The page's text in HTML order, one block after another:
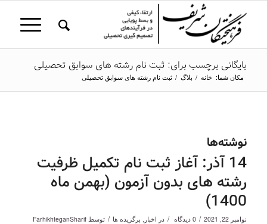
بایگانی برچسب برای: ثبت نام رشته های سوابق تحصیلی
مکان شما: خانه / بلاگ / ثبت نام رشته های سوابق تحصیلی
نوشته‌ها
14 آذر: آغاز ثبت نام تکمیل ظرفیت
رشته های بدون آزمون (بهمن ماه
1400)
نوامبر 22, 2021 / 0 دیدگاه / در اخبار , برگزیده ها / توسط FarhikhteganSharif